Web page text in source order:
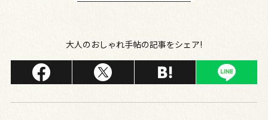
大人のおしゃれ手帖の記事をシェア!